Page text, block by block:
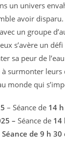
un univers
avoir
un groupe
s’avère un
sa peur de
surmonter leurs
monde qui
– Séance de 14
–Séance de 14
de 9 h 30